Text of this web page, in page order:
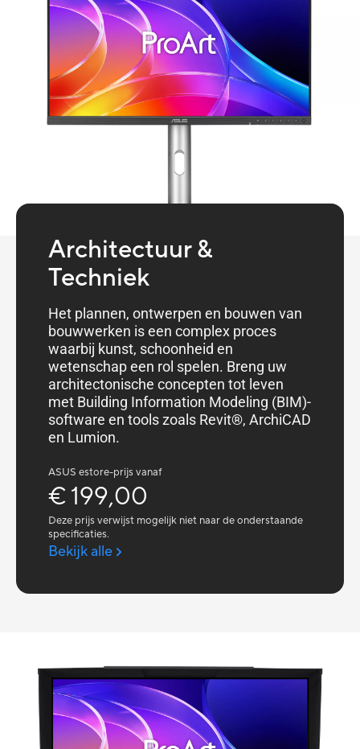
Architectuur &
Techniek
Het plannen, ontwerpen en bouwen van
bouwwerken is een complex proces
waarbij kunst, schoonheid en
wetenschap een rol spelen. Breng uw
architectonische concepten tot leven
met Building Information Modeling (BIM)-
software en tools zoals Revit®, ArchiCAD
en Lumion.
ASUS estore-prijs vanaf
€ 199,00
Deze prijs verwijst mogelijk niet naar de onderstaande
specificaties.
Bekijk alle